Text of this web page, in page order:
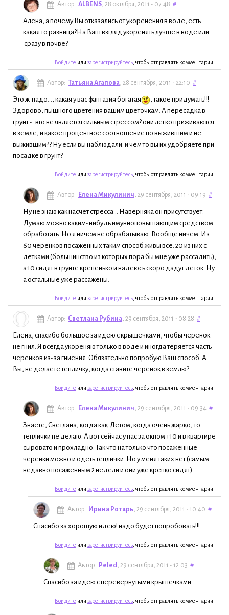
Автор: ALBENS, 28 октября, 2011 - 07:48 #
Алёна, а почему Вы отказались от укоренения в воде, есть
какая то разница?На Ваш взгляд укоренять лучше в воде или
сразу в почве?
Войдите или зарегистрируйтесь , чтобы отправлять комментарии
Автор: Татьяна Агапова, 28 сентября, 2011 - 22:10 #
Это ж надо..., какая у вас фантазия богатая
, такое придумать!!!
Здорово, пышного цветения вашим цветочкам. А пересадка в
грунт - это не является сильным стрессом? они легко приживаются
в земле, и какое процентное соотношение по выжившим и не
выжившим?? Ну если вы наблюдали. и чем то вы их удобряете при
посадке в грунт?
Войдите или зарегистрируйтесь , чтобы отправлять комментарии
Автор: Елена Микулинич, 29 сентября, 2011 - 09:19 #
Ну не знаю как насчёт стресса... Наверняка он присутствует.
Думаю можно каким-нибудь имунноповышающим средством
обработать. Но я ничем не обрабатываю. Вообще ничем. Из
60 черенков посаженных таким способ живы все. 20 из них с
детками (большинство из которых пора бы мне уже рассадить),
а 10 сидят в грунте крепенько и надеюсь скоро дадут деток. Ну
а остальные уже рассажены.
Войдите или зарегистрируйтесь , чтобы отправлять комментарии
Автор: Светлана Рубина, 29 сентября, 2011 - 08:28 #
Елена, спасибо большое за идею с крышечками, чтобы черенок
не гнил. Я всегда укореняю только в воде и иногда теряется часть
черенков из-за гниения. Обязательно попробую Ваш способ. А
Вы, не делаете тепличку, когда ставите черенок в землю?
Войдите или зарегистрируйтесь , чтобы отправлять комментарии
Автор: Елена Микулинич, 29 сентября, 2011 - 09:34 #
Знаете, Светлана, когда как. Летом, когда очень жарко, то
теплички не делаю. А вот сейчас у нас за окном +10 и в квартире
сыровато и прохладно. Так что на только что посаженные
черенки можно и одеть теплички. Но у меня таких нет (самым
недавно посаженным 2 недели и они уже крепко сидят).
Войдите или зарегистрируйтесь , чтобы отправлять комментарии
Автор: Ирина Ротарь, 29 сентября, 2011 - 10:40 #
Спасибо за хорошую идею! надо будет попробовать!!!
Войдите или зарегистрируйтесь , чтобы отправлять комментарии
Автор: Peled, 29 сентября, 2011 - 12:03 #
Спасибо за идею с перевернутыми крышечками.
Войдите или зарегистрируйтесь , чтобы отправлять комментарии